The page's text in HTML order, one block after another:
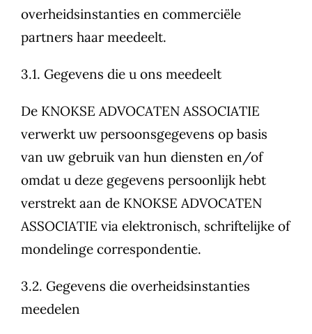
overheidsinstanties en commerciële
partners haar meedeelt.
3.1. Gegevens die u ons meedeelt
De KNOKSE ADVOCATEN ASSOCIATIE
verwerkt uw persoonsgegevens op basis
van uw gebruik van hun diensten en/of
omdat u deze gegevens persoonlijk hebt
verstrekt aan de KNOKSE ADVOCATEN
ASSOCIATIE via elektronisch, schriftelijke of
mondelinge correspondentie.
3.2. Gegevens die overheidsinstanties
meedelen